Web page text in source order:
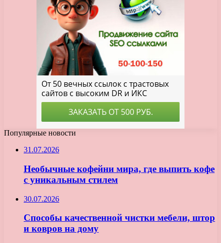
Популярные новости
31.07.2026
Необычные кофейни мира, где выпить кофе
с уникальным стилем
30.07.2026
Способы качественной чистки мебели, штор
и ковров на дому